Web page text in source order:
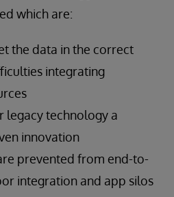
which are:
the data in the correct
integrating
legacy technology a
innovation
prevented from end-to-
integration and app silos